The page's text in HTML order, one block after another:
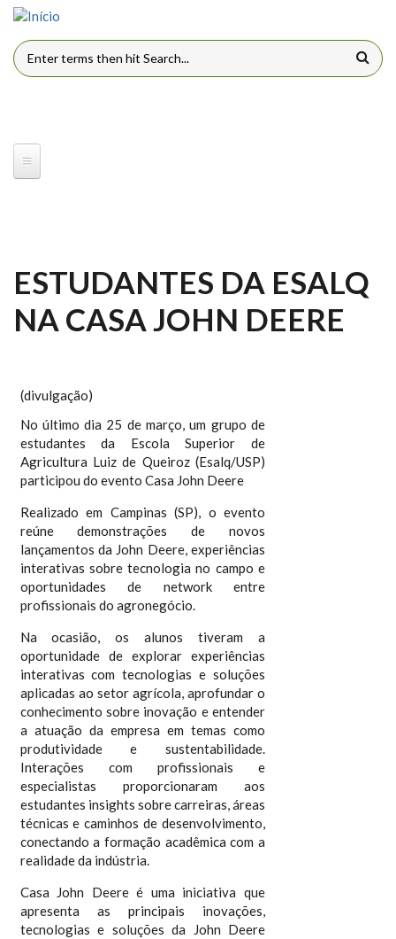
Pular para o conteúdo principal
FORMULÁRIO DE BUSCA
ESTUDANTES DA ESALQ
NA CASA JOHN DEERE
(divulgação)
No último dia 25 de março, um grupo de
estudantes da Escola Superior de
Agricultura Luiz de Queiroz (Esalq/USP)
participou do evento Casa John Deere
Realizado em Campinas (SP), o evento
reúne demonstrações de novos
lançamentos da John Deere, experiências
interativas sobre tecnologia no campo e
oportunidades de network entre
profissionais do agronegócio.
Na ocasião, os alunos tiveram a
oportunidade de explorar experiências
interativas com tecnologias e soluções
aplicadas ao setor agrícola, aprofundar o
conhecimento sobre inovação e entender
a atuação da empresa em temas como
produtividade e sustentabilidade.
Interações com profissionais e
especialistas proporcionaram aos
estudantes insights sobre carreiras, áreas
técnicas e caminhos de desenvolvimento,
conectando a formação acadêmica com a
realidade da indústria.
Casa John Deere é uma iniciativa que
apresenta as principais inovações,
tecnologias e soluções da John Deere